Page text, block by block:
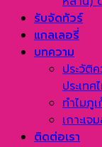
รับจัดทัวร์
แกลเลอรี่
บทความ
ประวัติ
ประเทศ
ทำไมภู
เกาะเ
ติดต่อเรา